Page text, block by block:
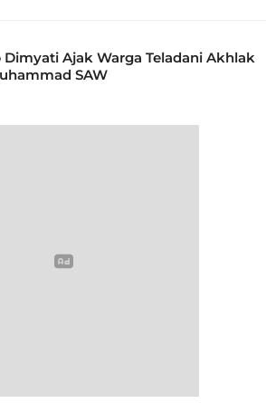
Dimyati Ajak Warga Teladani Akhlak
SAW